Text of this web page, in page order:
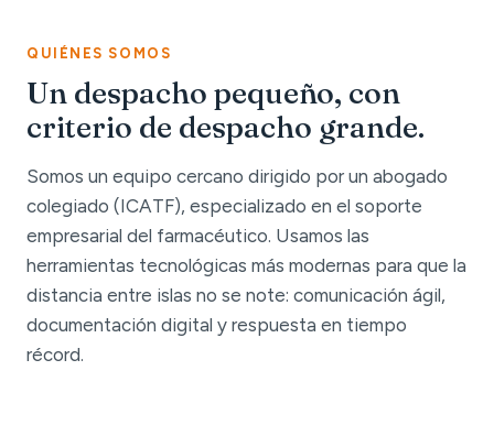
QUIÉNES SOMOS
Un despacho pequeño, con
criterio de despacho grande.
Somos un equipo cercano dirigido por un abogado
colegiado (ICATF), especializado en el soporte
empresarial del farmacéutico. Usamos las
herramientas tecnológicas más modernas para que la
distancia entre islas no se note: comunicación ágil,
documentación digital y respuesta en tiempo
récord.